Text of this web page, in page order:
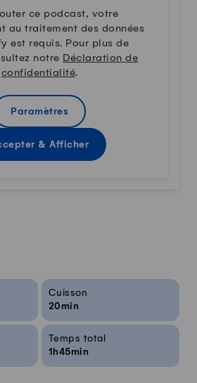
ce podcast, votre
au traitement des données
est requis. Pour plus de
notre Déclaration de
confidentialité.
Paramètres
& Afficher
Cuisson
20min
Temps total
1h45min